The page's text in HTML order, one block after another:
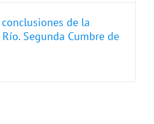
conclusiones de la
Segunda Cumbre de